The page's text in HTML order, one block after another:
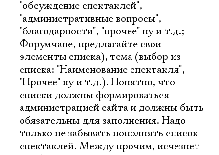
"обсуждение спектаклей",
"административные вопросы",
"благодарности", "прочее" ну и т.д.;
Форумчане, предлагайте свои
элементы списка), тема (выбор из
списка: "Наименование спектакля",
"Прочее" ну и т.д.). Понятно, что
списки должны формироваться
администрацией сайта и должны быть
обязательны для заполнения. Надо
только не забывать пополнять список
спектаклей. Между прочим, исчезнет